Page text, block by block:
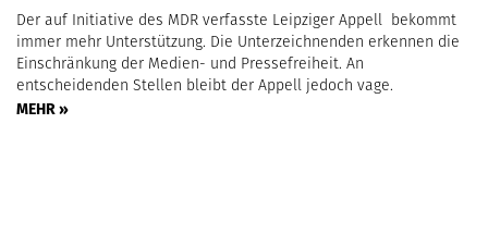
Der auf Initiative des MDR verfasste Leipziger Appell bekommt
immer mehr Unterstützung. Die Unterzeichnenden erkennen die
Einschränkung der Medien- und Pressefreiheit. An
entscheidenden Stellen bleibt der Appell jedoch vage.
MEHR »